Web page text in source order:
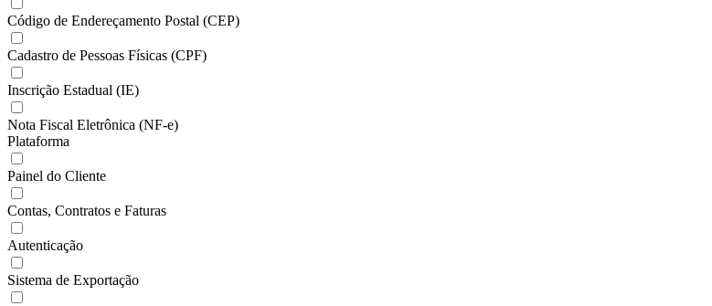
Código de Endereçamento Postal (CEP)
Cadastro de Pessoas Físicas (CPF)
Inscrição Estadual (IE)
Nota Fiscal Eletrônica (NF-e)
Plataforma
Painel do Cliente
Contas, Contratos e Faturas
Autenticação
Sistema de Exportação